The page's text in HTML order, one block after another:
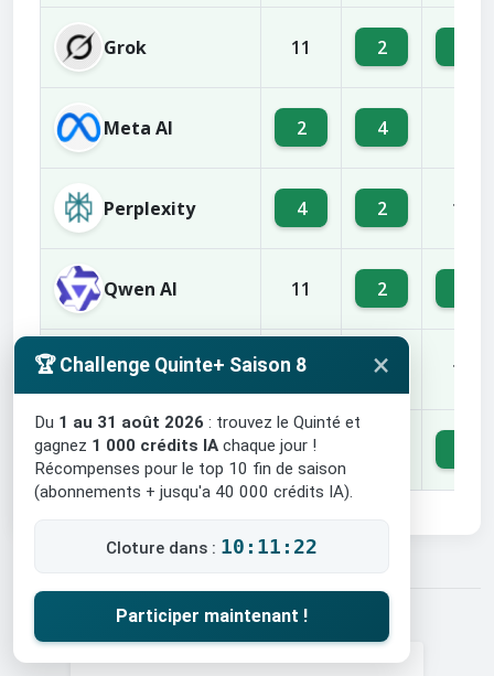
Grok 11 2
Meta AI 2 4
Perplexity 4 2 11
Qwen AI 11 2
Claude AI 4 8 11
Mistral 2
🏆 Challenge Quinte+ Saison 8 ×
Du 1 au 31 août 2026 : trouvez le Quinté et
gagnez 1 000 crédits IA chaque jour !
Récompenses pour le top 10 fin de saison
(abonnements + jusqu'a 40 000 crédits IA).
Cloture dans : 10:11:21
Participer maintenant !